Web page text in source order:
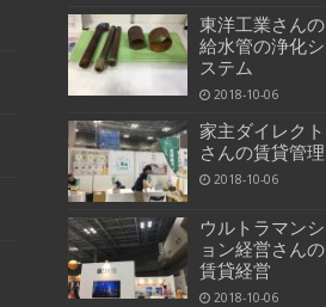
東洋工業さんの
給水管の浄化シ
ステム
2018-10-06
家主ダイレクト
さんの賃貸管理
2018-10-06
ウルトラマンシ
ョン経営さんの
賃貸経営
2018-10-06